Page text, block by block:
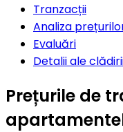
Tranzacții
Analiza
Evaluări
Detalii ale
Prețurile de